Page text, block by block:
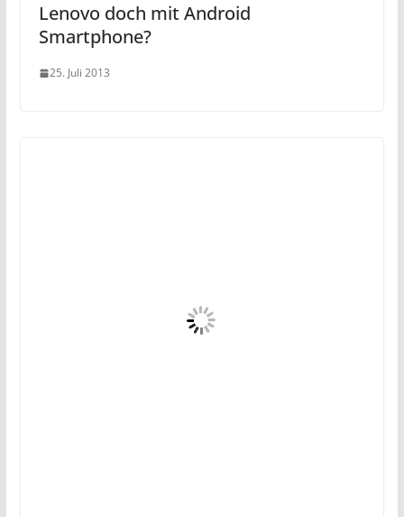
Lenovo doch mit Android
Smartphone?
25. Juli 2013